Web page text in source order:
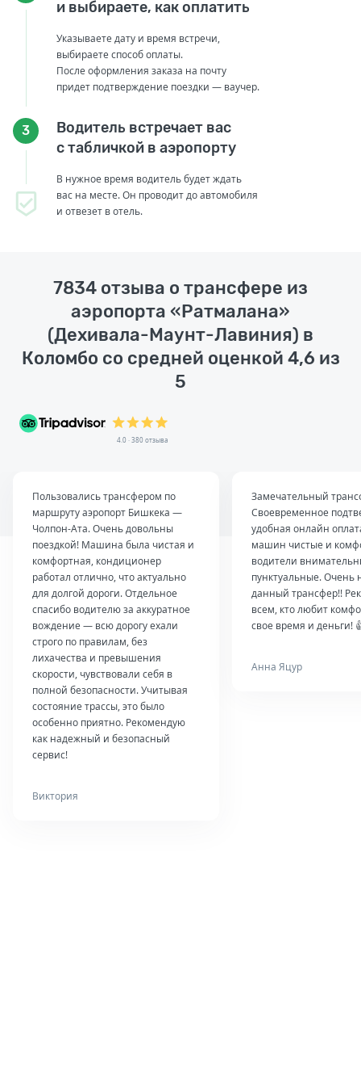
и выбираете, как оплатить
Указываете дату и время встречи,
выбираете способ оплаты.
После оформления заказа на почту
придет подтверждение поездки — ваучер.
3
Водитель встречает вас
с табличкой в аэропорту
В нужное время водитель будет ждать
вас на месте. Он проводит до автомобиля
и отвезет в отель.
7834 отзыва о трансфере из
аэропорта «Ратмалана»
(Дехивала-Маунт-Лавиния) в
Коломбо со средней оценкой 4,6 из
5
4.0 · 380 отзыва
Пользовались трансфером по
маршруту аэропорт Бишкека —
Чолпон-Ата. Очень довольны
поездкой! Машина была чистая и
комфортная, кондиционер
работал отлично, что актуально
для долгой дороги. Отдельное
спасибо водителю за аккуратное
вождение — всю дорогу ехали
строго по правилам, без
лихачества и превышения
скорости, чувствовали себя в
полной безопасности. Учитывая
состояние трассы, это было
особенно приятно. Рекомендую
как надежный и безопасный
сервис!
Виктория
Замечательный
Своевременное
удобная онлайн
машин чистые и
водители
пунктуальные. Очень
данный трансфер!!
всем, кто любит
свое время и деньги!
Анна Яцур